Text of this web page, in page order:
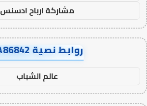
مشاركة ارباح ادسنس
روابط نصية AA86842
عالم الشباب